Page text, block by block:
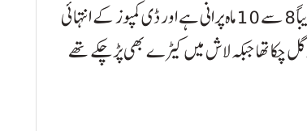
سڑ چکی تھی۔ ابتدائی پوسٹ مارٹم رپورٹ کے مطابق لاش تقریباً 8 سے 10 ماہ پرانی ہے اور ڈی کمپوز کے انتہائی
چکا تھا جبکہ لاش میں کیڑے بھی پڑ چکے تھے